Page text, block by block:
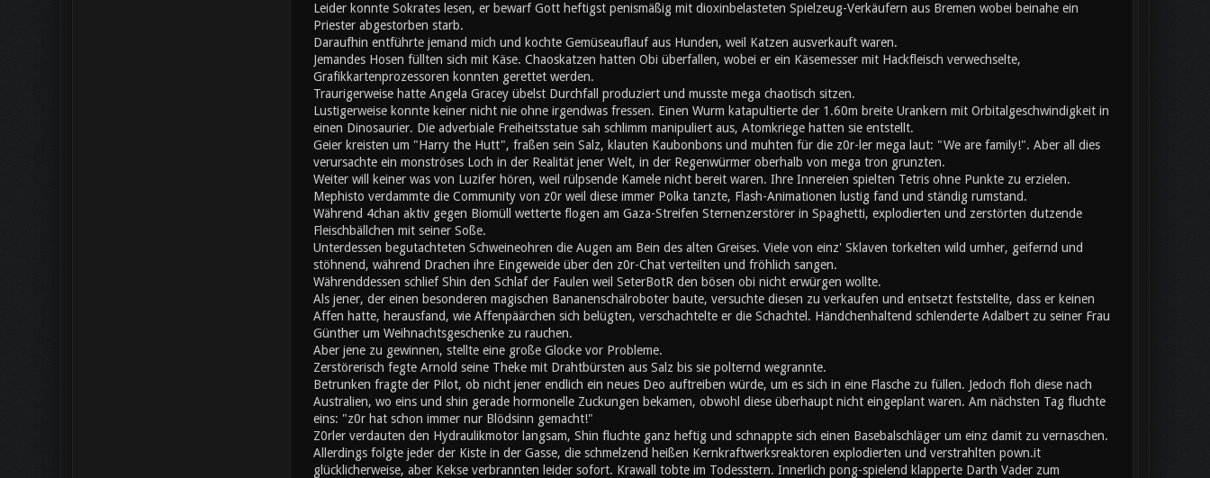
Leider konnte Sokrates lesen, er bewarf Gott heftigst penismäßig mit dioxinbelasteten Spielzeug-Verkäufern aus Bremen wobei beinahe ein
Priester abgestorben starb.
Daraufhin entführte jemand mich und kochte Gemüseauflauf aus Hunden, weil Katzen ausverkauft waren.
Jemandes Hosen füllten sich mit Käse. Chaoskatzen hatten Obi überfallen, wobei er ein Käsemesser mit Hackfleisch verwechselte,
Grafikkartenprozessoren konnten gerettet werden.
Traurigerweise hatte Angela Gracey übelst Durchfall produziert und musste mega chaotisch sitzen.
Lustigerweise konnte keiner nicht nie ohne irgendwas fressen. Einen Wurm katapultierte der 1.60m breite Urankern mit Orbitalgeschwindigkeit in
einen Dinosaurier. Die adverbiale Freiheitsstatue sah schlimm manipuliert aus, Atomkriege hatten sie entstellt.
Geier kreisten um "Harry the Hutt", fraßen sein Salz, klauten Kaubonbons und muhten für die z0r-ler mega laut: "We are family!". Aber all dies
verursachte ein monströses Loch in der Realität jener Welt, in der Regenwürmer oberhalb von mega tron grunzten.
Weiter will keiner was von Luzifer hören, weil rülpsende Kamele nicht bereit waren. Ihre Innereien spielten Tetris ohne Punkte zu erzielen.
Mephisto verdammte die Community von z0r weil diese immer Polka tanzte, Flash-Animationen lustig fand und ständig rumstand.
Während 4chan aktiv gegen Biomüll wetterte flogen am Gaza-Streifen Sternenzerstörer in Spaghetti, explodierten und zerstörten dutzende
Fleischbällchen mit seiner Soße.
Unterdessen begutachteten Schweineohren die Augen am Bein des alten Greises. Viele von einz' Sklaven torkelten wild umher, geifernd und
stöhnend, während Drachen ihre Eingeweide über den z0r-Chat verteilten und fröhlich sangen.
Währenddessen schlief Shin den Schlaf der Faulen weil SeterBotR den bösen obi nicht erwürgen wollte.
Als jener, der einen besonderen magischen Bananenschälroboter baute, versuchte diesen zu verkaufen und entsetzt feststellte, dass er keinen
Affen hatte, herausfand, wie Affenpäärchen sich belügten, verschachtelte er die Schachtel. Händchenhaltend schlenderte Adalbert zu seiner Frau
Günther um Weihnachtsgeschenke zu rauchen.
Aber jene zu gewinnen, stellte eine große Glocke vor Probleme.
Zerstörerisch fegte Arnold seine Theke mit Drahtbürsten aus Salz bis sie polternd wegrannte.
Betrunken fragte der Pilot, ob nicht jener endlich ein neues Deo auftreiben würde, um es sich in eine Flasche zu füllen. Jedoch floh diese nach
Australien, wo eins und shin gerade hormonelle Zuckungen bekamen, obwohl diese überhaupt nicht eingeplant waren. Am nächsten Tag fluchte
eins: "z0r hat schon immer nur Blödsinn gemacht!"
Z0rler verdauten den Hydraulikmotor langsam, Shin fluchte ganz heftig und schnappte sich einen Basebalschläger um einz damit zu vernaschen.
Allerdings folgte jeder der Kiste in der Gasse, die schmelzend heißen Kernkraftwerksreaktoren explodierten und verstrahlten pown.it
glücklicherweise, aber Kekse verbrannten leider sofort. Krawall tobte im Todesstern. Innerlich pong-spielend klapperte Darth Vader zum